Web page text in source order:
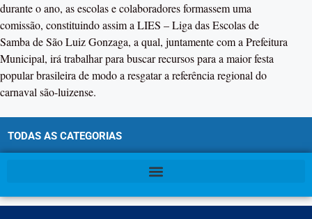
durante o ano, as escolas e colaboradores formassem uma
comissão, constituindo assim a LIES – Liga das Escolas de
Samba de São Luiz Gonzaga, a qual, juntamente com a Prefeitura
Municipal, irá trabalhar para buscar recursos para a maior festa
popular brasileira de modo a resgatar a referência regional do
carnaval são-luizense.
TODAS AS CATEGORIAS